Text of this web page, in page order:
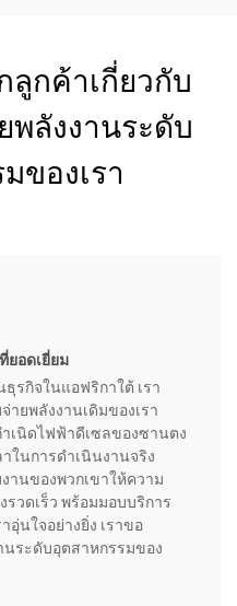
ลูกค้าเกี่ยวกับ
พลังงานระดับ
ของเรา
อดเยี่ยม
รกิจในแอฟริกาใต้ เรา
ยพลังงานเดิมของเรา
เนิดไฟฟ้าดีเซลของซานตง
าในการดำเนินงานจริง
งานของพวกเขาให้ความ
วดเร็ว พร้อมมอบบริการ
อุ่นใจอย่างยิ่ง เราขอ
ระดับอุตสาหกรรมของ